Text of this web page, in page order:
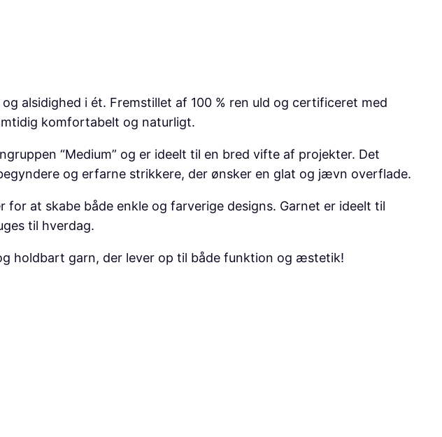
alsidighed i ét. Fremstillet af 100 % ren uld og certificeret med
komfortabelt og naturligt.
“Medium” og er ideelt til en bred vifte af projekter. Det
og erfarne strikkere, der ønsker en glat og jævn overflade.
at skabe både enkle og farverige designs. Garnet er ideelt til
til hverdag.
holdbart garn, der lever op til både funktion og æstetik!